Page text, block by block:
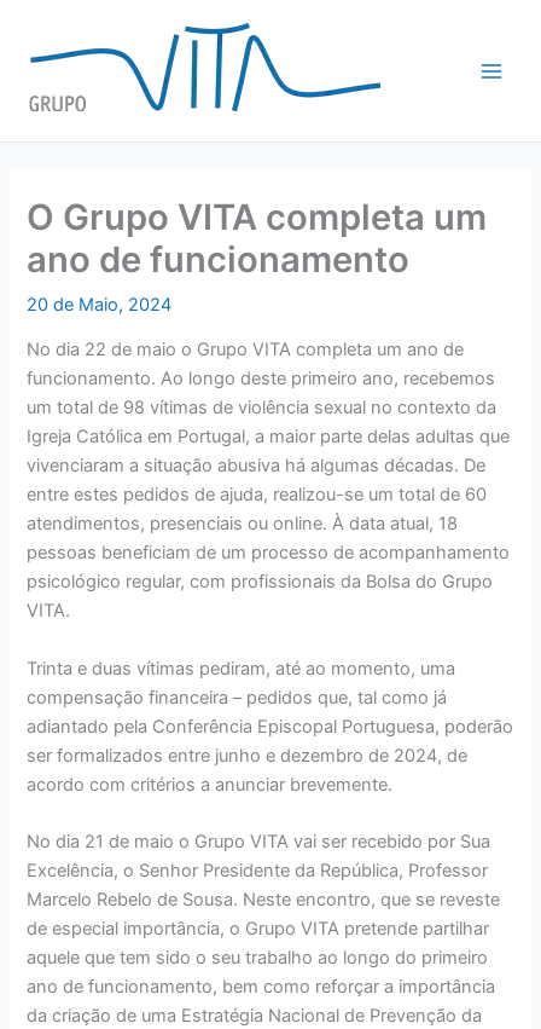
O Grupo VITA completa um
ano de funcionamento
20 de Maio, 2024
No dia 22 de maio o Grupo VITA completa um ano de
funcionamento. Ao longo deste primeiro ano, recebemos
um total de 98 vítimas de violência sexual no contexto da
Igreja Católica em Portugal, a maior parte delas adultas que
vivenciaram a situação abusiva há algumas décadas. De
entre estes pedidos de ajuda, realizou-se um total de 60
atendimentos, presenciais ou online. À data atual, 18
pessoas beneficiam de um processo de acompanhamento
psicológico regular, com profissionais da Bolsa do Grupo
VITA.
Trinta e duas vítimas pediram, até ao momento, uma
compensação financeira – pedidos que, tal como já
adiantado pela Conferência Episcopal Portuguesa, poderão
ser formalizados entre junho e dezembro de 2024, de
acordo com critérios a anunciar brevemente.
No dia 21 de maio o Grupo VITA vai ser recebido por Sua
Excelência, o Senhor Presidente da República, Professor
Marcelo Rebelo de Sousa. Neste encontro, que se reveste
de especial importância, o Grupo VITA pretende partilhar
aquele que tem sido o seu trabalho ao longo do primeiro
ano de funcionamento, bem como reforçar a importância
da criação de uma Estratégia Nacional de Prevenção da